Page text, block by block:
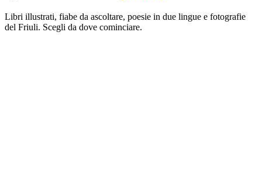
Libri illustrati, fiabe da ascoltare, poesie in due lingue e fotografie
del Friuli. Scegli da dove cominciare.